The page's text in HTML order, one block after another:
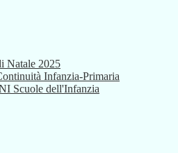
Natale 2025
Infanzia-Primaria
Scuole dell'Infanzia